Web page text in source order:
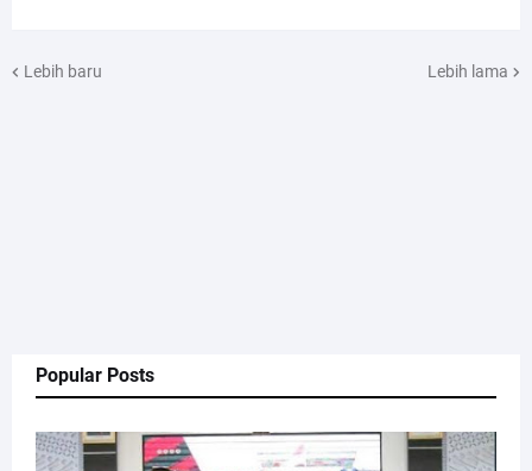
Popular Posts
Lebih baru Lebih lama